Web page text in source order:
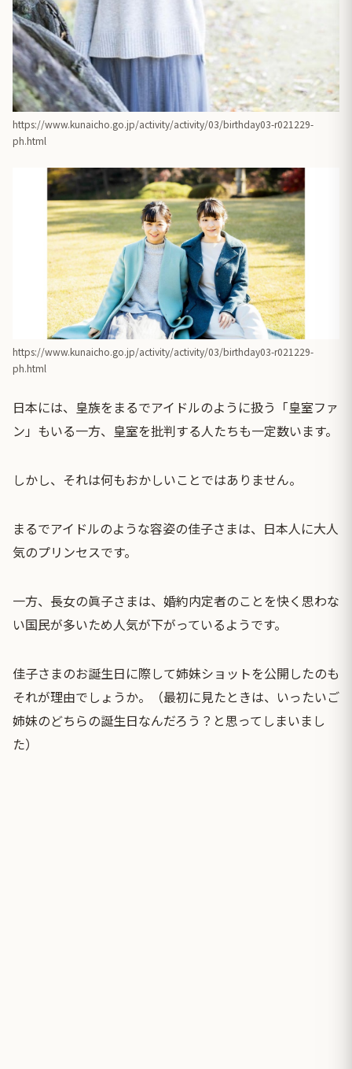
https://www.kunaicho.go.jp/activity/activity/03/birthday03-r021229-
ph.html
https://www.kunaicho.go.jp/activity/activity/03/birthday03-r021229-
ph.html
日本には、皇族をまるでアイドルのように扱う「皇室ファ
ン」もいる一方、皇室を批判する人たちも一定数います。
しかし、それは何もおかしいことではありません。
まるでアイドルのような容姿の佳子さまは、日本人に大人
気のプリンセスです。
一方、長女の眞子さまは、婚約内定者のことを快く思わな
い国民が多いため人気が下がっているようです。
佳子さまのお誕生日に際して姉妹ショットを公開したのも
それが理由でしょうか。（最初に見たときは、いったいご
姉妹のどちらの誕生日なんだろう？と思ってしまいまし
た）